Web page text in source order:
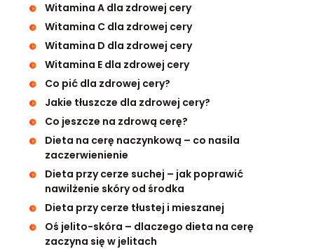
Witamina A dla zdrowej cery
Witamina C dla zdrowej cery
Witamina D dla zdrowej cery
Witamina E dla zdrowej cery
Co pić dla zdrowej cery?
Jakie tłuszcze dla zdrowej cery?
Co jeszcze na zdrową cerę?
Dieta na cerę naczynkową – co nasila
zaczerwienienie
Dieta przy cerze suchej – jak poprawić
nawilżenie skóry od środka
Dieta przy cerze tłustej i mieszanej
Oś jelito-skóra – dlaczego dieta na cerę
zaczyna się w jelitach